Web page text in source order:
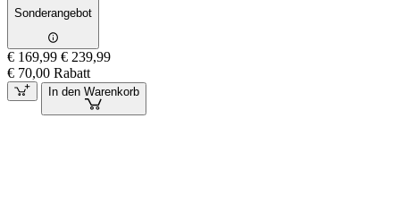
Sonderangebot
€ 169,99 € 239,99
€ 70,00 Rabatt
In den Warenkorb